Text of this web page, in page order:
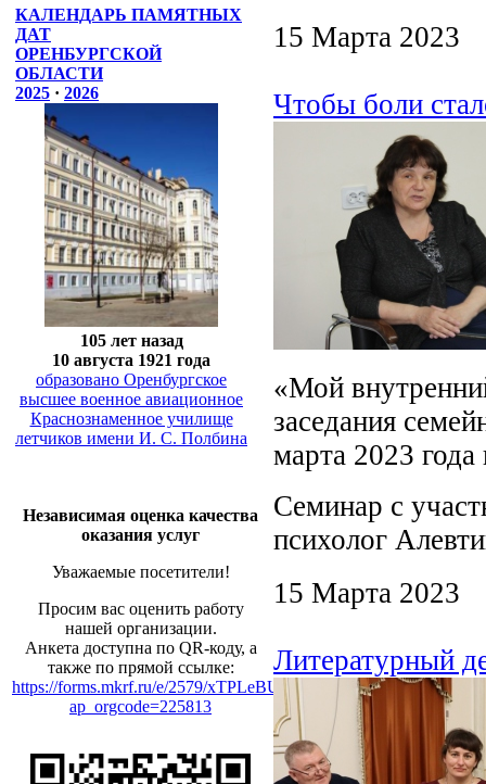
КАЛЕНДАРЬ ПАМЯТНЫХ
ДАТ
ОРЕНБУРГСКОЙ
ОБЛАСТИ
2025 · 2026
105 лет назад
10 августа 1921 года
образовано Оренбургское
высшее военное авиационное
Краснознаменное училище
летчиков имени И. С. Полбина
Независимая оценка качества
оказания услуг
Уважаемые посетители!
Просим вас оценить работу
нашей организации.
Анкета доступна по QR-коду, а
также по прямой ссылке:
https://forms.mkrf.ru/e/2579/xTPLeBU7/?
ap_orgcode=225813
15 Марта 2023
Чтобы боли
«Мой
заседания
марта 2023
Семинар с
психолог
15 Марта 2023
Литературный